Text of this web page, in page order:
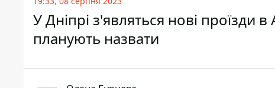
У Дніпрі з'являться нові проїзди
планують назвати